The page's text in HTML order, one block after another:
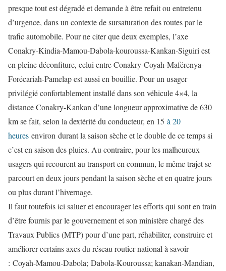
presque tout est dégradé et demande à être refait ou entretenu
d’urgence, dans un contexte de sursaturation des routes par le
trafic automobile. Pour ne citer que deux exemples, l’axe
Conakry-Kindia-Mamou-Dabola-kouroussa-Kankan-Siguiri est
en pleine déconfiture, celui entre Conakry-Coyah-Maférenya-
Forécariah-Pamelap est aussi en bouillie. Pour un usager
privilégié confortablement installé dans son véhicule 4×4, la
distance Conakry-Kankan d’une longueur approximative de 630
km se fait, selon la dextérité du conducteur, en 15 à 20
heures environ durant la saison sèche et le double de ce temps si
c’est en saison des pluies. Au contraire, pour les malheureux
usagers qui recourent au transport en commun, le même trajet se
parcourt en deux jours pendant la saison sèche et en quatre jours
ou plus durant l’hivernage.
Il faut toutefois ici saluer et encourager les efforts qui sont en train
d’être fournis par le gouvernement et son ministère chargé des
Travaux Publics (MTP) pour d’une part, réhabiliter, construire et
améliorer certains axes du réseau routier national à savoir
: Coyah-Mamou-Dabola; Dabola-Kouroussa; kanakan-Mandian,